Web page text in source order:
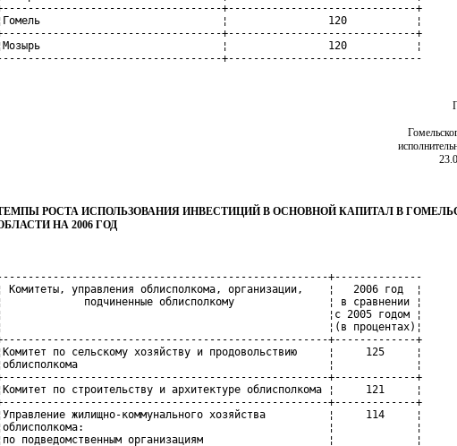
+------------------------------+
¦Гомель                             ¦                120           ¦
+------------------------------+
¦Мозырь                             ¦                120           ¦
+-------------------------------
РОСТА ИСПОЛЬЗОВАНИЯ ИНВЕСТИЦИЙ В ОСНОВНОЙ КАПИТАЛ В
НА 2006 ГОД
+--------------
¦ Комитеты, управления облисполкома, организации,    ¦   2006 год  ¦
¦             подчиненные облисполкому               ¦ в сравнении ¦
¦                                                    ¦с 2005 годом ¦
¦                                                    ¦(в процентах)¦
+-------------+
¦Комитет по сельскому хозяйству и продовольствию     ¦     125     ¦
¦облисполкома                                        ¦             ¦
+-------------+
¦Комитет по строительству и архитектуре облисполкома ¦     121     ¦
+-------------+
¦Управление жилищно-коммунального хозяйства          ¦     114     ¦
¦облисполкома:                                       ¦             ¦
¦по подведомственным организациям                    ¦             ¦